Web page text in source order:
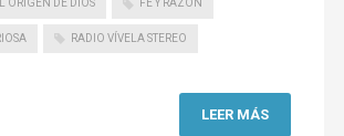
ORIGEN DE DIOS FE Y RAZÓN
RADIO VÍVELA STEREO
LEER MÁS